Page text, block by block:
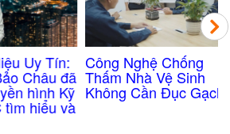
Tín:
đã
Kỹ
và
Công Nghệ Chống
Thấm Nhà Vệ Sinh
Không Cần Đục Gạch